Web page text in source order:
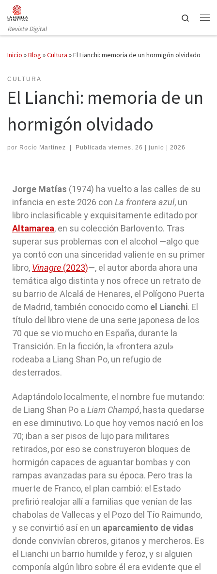
Saltar al contenido
Revista Digital
Search
Inicio »Blog »Cultura »El Lianchi: memoria de un hormigón olvidado
CULTURA
El Lianchi: memoria de un
hormigón olvidado
por Rocío Martínez | Publicada viernes, 26 | junio | 2026
Jorge Matías (1974) ha vuelto a las calles de su
infancia en este 2026 con La frontera azul, un
libro inclasificable y exquisitamente editado por
Altamarea, en su colección Barlovento. Tras
superar sus problemas con el alcohol —algo que
ya contó con una sinceridad valiente en su primer
libro, Vinagre (2023)—, el autor aborda ahora una
temática algo distinta y nos ofrece un retrato de
su barrio de Alcalá de Henares, el Polígono Puerta
de Madrid, también conocido como el Lianchi. El
título del libro viene de una serie japonesa de los
70 que se vio mucho en España, durante la
Transición. En la ficción, la «frontera azul»
rodeaba a Liang Shan Po, un refugio de
desterrados.
Adaptándolo localmente, el nombre fue mutando:
de Liang Shan Po a Liam Champó, hasta quedarse
en ese diminutivo. Lo que hoy vemos nació en los
70; iban a ser pisos de lujo para militares
retirados, por eso se construyeron bloques de
hormigón capaces de aguantar bombas y con
rampas avanzadas para su época. Pero tras la
muerte de Franco, el plan cambió: el Estado
prefirió realojar allí a familias que venían de las
chabolas de Vallecas y el Pozo del Tío Raimundo,
y se convirtió así en un aparcamiento de vidas
donde convivían obreros, gitanos y mercheros. Es
el Lianchi un barrio humilde y feroz, y si alguien
componía algún libro sobre él era evidente que el